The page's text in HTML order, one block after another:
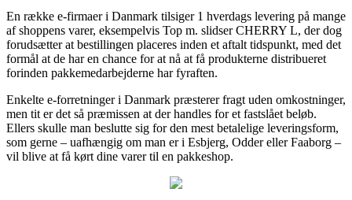
En række e-firmaer i Danmark tilsiger 1 hverdags levering på mange
af shoppens varer, eksempelvis Top m. slidser CHERRY L, der dog
forudsætter at bestillingen placeres inden et aftalt tidspunkt, med det
formål at de har en chance for at nå at få produkterne distribueret
forinden pakkemedarbejderne har fyraften.
Enkelte e-forretninger i Danmark præsterer fragt uden omkostninger,
men tit er det så præmissen at der handles for et fastslået beløb.
Ellers skulle man beslutte sig for den mest betalelige leveringsform,
som gerne – uafhængig om man er i Esbjerg, Odder eller Faaborg –
vil blive at få kørt dine varer til en pakkeshop.